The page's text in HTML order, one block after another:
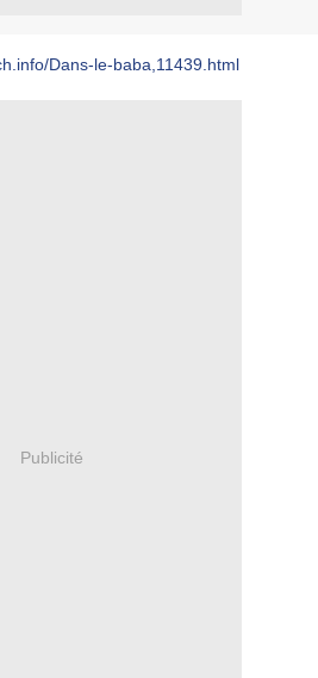
Dans-le-baba,11439.html
Publicité